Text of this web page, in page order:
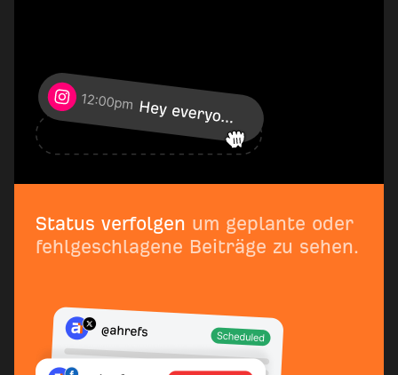
Status verfolgen um geplante oder
fehlgeschlagene Beiträge zu sehen.